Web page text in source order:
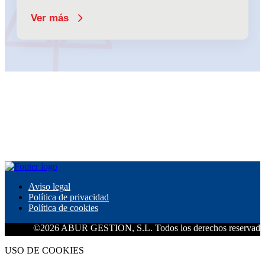
Ver más
Aviso legal
Política de privacidad
Política de cookies
©2026 ABUR GESTION, S.L. Todos los derechos reservados.
USO DE COOKIES